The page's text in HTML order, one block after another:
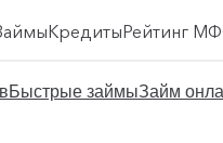
КредитыРейтинг
Быстрые займыЗайм